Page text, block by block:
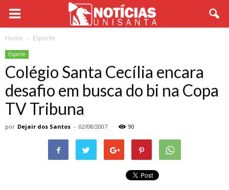
Home Esporte
Esporte
Colégio Santa Cecília encara
desafio em busca do bi na Copa
TV Tribuna
por Dejair dos Santos - 02/08/2007 90